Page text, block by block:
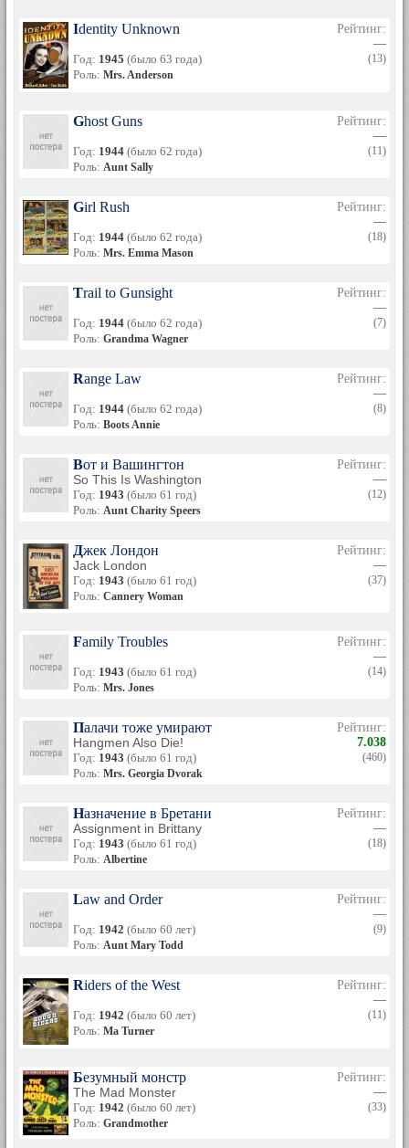
Identity Unknown
Год: 1945 (было 63 года)
Роль: Mrs. Anderson
Рейтинг:
—
(13)
Ghost Guns
Год: 1944 (было 62 года)
Роль: Aunt Sally
Рейтинг:
—
(11)
Girl Rush
Год: 1944 (было 62 года)
Роль: Mrs. Emma Mason
Рейтинг:
—
(18)
Trail to Gunsight
Год: 1944 (было 62 года)
Роль: Grandma Wagner
Рейтинг:
—
(7)
Range Law
Год: 1944 (было 62 года)
Роль: Boots Annie
Рейтинг:
—
(8)
Вот и Вашингтон
So This Is Washington
Год: 1943 (было 61 год)
Роль: Aunt Charity Speers
Рейтинг:
—
(12)
Джек Лондон
Jack London
Год: 1943 (было 61 год)
Роль: Cannery Woman
Рейтинг:
—
(37)
Family Troubles
Год: 1943 (было 61 год)
Роль: Mrs. Jones
Рейтинг:
—
(14)
Палачи тоже умирают
Hangmen Also Die!
Год: 1943 (было 61 год)
Роль: Mrs. Georgia Dvorak
Рейтинг:
7.038
(460)
Назначение в Бретани
Assignment in Brittany
Год: 1943 (было 61 год)
Роль: Albertine
Рейтинг:
—
(18)
Law and Order
Год: 1942 (было 60 лет)
Роль: Aunt Mary Todd
Рейтинг:
—
(9)
Riders of the West
Год: 1942 (было 60 лет)
Роль: Ma Turner
Рейтинг:
—
(11)
Безумный монстр
The Mad Monster
Год: 1942 (было 60 лет)
Роль: Grandmother
Рейтинг:
—
(33)